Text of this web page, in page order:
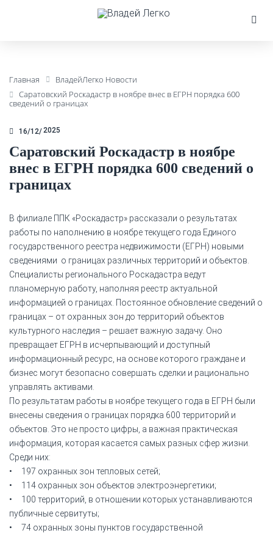
Главная
ВладейЛегко Новости
Саратовский Роскадастр в ноябре внес в ЕГРН порядка 600
сведений о границах
16/12 2025
Саратовский Роскадастр в ноябре
внес в ЕГРН порядка 600 сведений о
границах
В филиале ППК «Роскадастр» рассказали о результатах
работы по наполнению в ноябре текущего года Единого
государственного реестра недвижимости (ЕГРН) новыми
сведениями о границах различных территорий и объектов.
Специалисты регионального Роскадастра ведут
планомерную работу, наполняя реестр актуальной
информацией о границах. Постоянное обновление сведений о
границах – от охранных зон до территорий объектов
культурного наследия – решает важную задачу. Оно
превращает ЕГРН в исчерпывающий и доступный
информационный ресурс, на основе которого граждане и
бизнес могут безопасно совершать сделки и рационально
управлять активами.
По результатам работы в ноябре текущего года в ЕГРН были
внесены сведения о границах порядка 600 территорий и
объектов. Это не просто цифры, а важная практическая
информация, которая касается самых разных сфер жизни.
Среди них:
• 197 охранных зон тепловых сетей;
• 114 охранных зон объектов электроэнергетики;
• 100 территорий, в отношении которых устанавливаются
публичные сервитуты;
• 74 охранных зоны пунктов государственной